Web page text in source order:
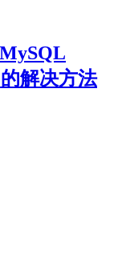
的解决方法